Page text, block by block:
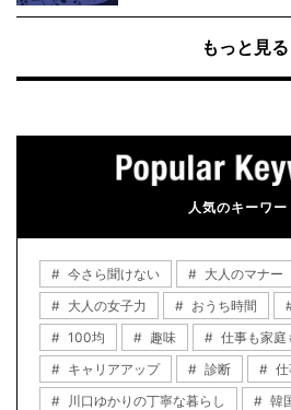
もっと見る
人気のキーワー
今さら聞けない 大人のマナー
大人の女子力
おうち時間
100均
趣味 仕事も家庭
キャリアアップ
診断
川口ゆかりの丁寧な暮らし
韓